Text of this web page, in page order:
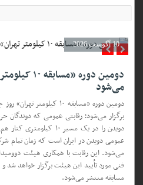
10 آگوست 2026
می‌شود
برگزار می‌شود؛ رقابتی عمومی که دوندگان
دویدن را در یک مسیر ۱۰
عمومی دویدن در ایران است که زمان تمام
می‌شود. این رقابت با همکاری هیئت
فنی مورد تأیید این هیئت برگزار خواهد شد و
مسابقه منتشر می‌شود.